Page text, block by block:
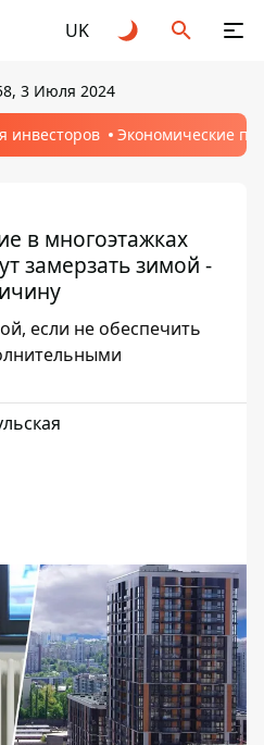
UK
3 Июля 2024
инвесторов Экономические
в многоэтажках
замерзать зимой -
если не обеспечить